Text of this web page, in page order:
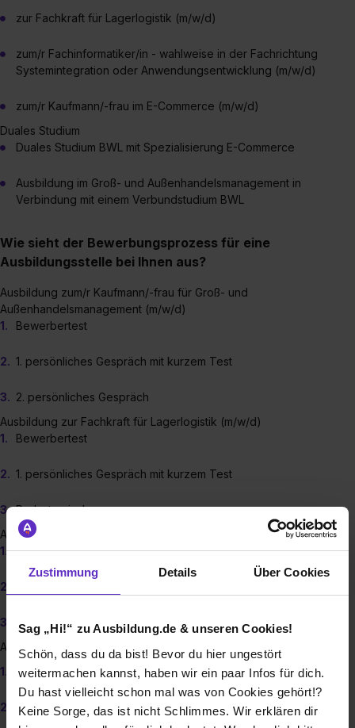
Zustimmung Details Über Cookies
Sag „Hi!“ zu Ausbildung.de & unseren Cookies!
Schön, dass du da bist! Bevor du hier ungestört
weitermachen kannst, haben wir ein paar Infos für dich.
Du hast vielleicht schon mal was von Cookies gehört!?
Keine Sorge, das ist nicht Schlimmes. Wir erklären dir
zur Fachkraft für Lagerlogistik (m/w/d)
zum/r Fachinformatiker/in - wahlweise in der Fachrichtung
Systemintegration oder Anwendungsentwicklung (m/w/d)
zum/r Kaufmann/-frau im E-Commerce (m/w/d)
Duales Studium
Duales Studium BWL mit Spezialisierung E-Commerce
Ausbildung im Groß- und Außenhandelsmanagement in
Verbindung mit einem Verbundstudium BWL
Wie sieht der Bewerbungsprozess für eine
Ausbildungsstelle bei Ihnen aus?
Ausbildung zum/r Kaufmann/-frau für Groß- und
Außenhandelsmanagement (m/w/d)
Bewerbertest
1. persönliches Gespräch mit kurzem Test
2. persönliches Gespräch
Ausbildung zur Fachkraft für Lagerlogistik (m/w/d)
Bewerbertest
1. persönliches Gespräch mit kurzem Test
Probetag im Lager
Ausbildung zum/r Fachinformatiker/in (m/w/d)
Bewerbertest
2. persönliches Gespräch
Ausbildung zum/r Kaufmann/-frau im E-Commerce (m/w/d)
Bewerbertest
1. persönliches Gespräch mit kurzem Test